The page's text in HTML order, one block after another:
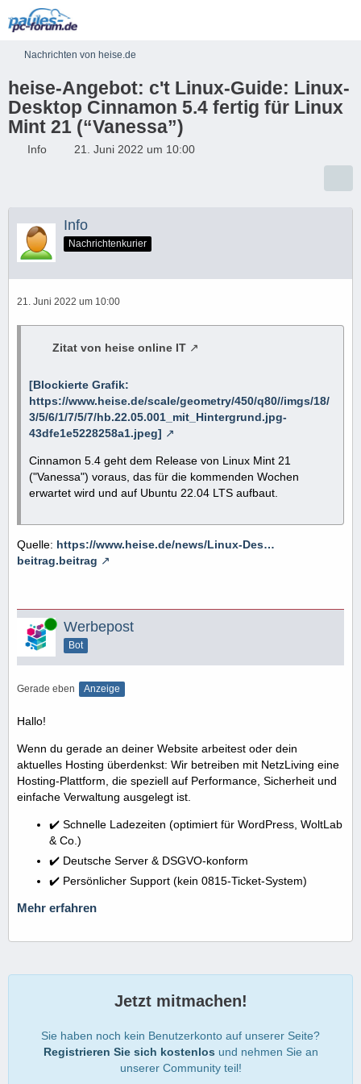
Nachrichten von heise.de
heise-Angebot: c't Linux-Guide: Linux-
Desktop Cinnamon 5.4 fertig für Linux
Mint 21 (“Vanessa”)
Info 21. Juni 2022 um 10:00
Info
Nachrichtenkurier
21. Juni 2022 um 10:00
Zitat von heise online IT
[Blockierte Grafik:
https://www.heise.de/scale/geometry/450/q80//imgs/18/
3/5/6/1/7/5/7/hb.22.05.001_mit_Hintergrund.jpg-
43dfe1e5228258a1.jpeg]
Cinnamon 5.4 geht dem Release von Linux Mint 21
("Vanessa") voraus, das für die kommenden Wochen
erwartet wird und auf Ubuntu 22.04 LTS aufbaut.
Quelle: https://www.heise.de/news/Linux-Des…
beitrag.beitrag
Online Werbepost
Bot
Gerade eben Anzeige
Hallo!
Wenn du gerade an deiner Website arbeitest oder dein
aktuelles Hosting überdenkst: Wir betreiben mit NetzLiving eine
Hosting-Plattform, die speziell auf Performance, Sicherheit und
einfache Verwaltung ausgelegt ist.
✔️ Schnelle Ladezeiten (optimiert für WordPress, WoltLab
& Co.)
✔️ Deutsche Server & DSGVO-konform
✔️ Persönlicher Support (kein 0815-Ticket-System)
Mehr erfahren
Jetzt mitmachen!
Sie haben noch kein Benutzerkonto auf unserer Seite?
Registrieren Sie sich kostenlos und nehmen Sie an
unserer Community teil!